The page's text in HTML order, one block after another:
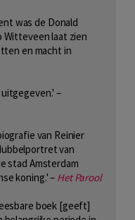
was de Donald
Witteveen laat zien
en macht in
–
van Reinier
van
stad Amsterdam
koning.' – Het Parool
boek [geeft]